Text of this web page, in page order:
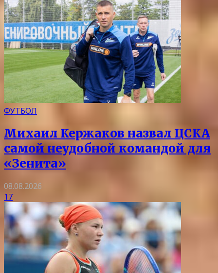
ФУТБОЛ
Михаил Кержаков назвал ЦСКА
самой неудобной командой для
«Зенита»
08.08.2026
17